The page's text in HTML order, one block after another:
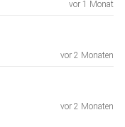
vor 1 Monat
vor 2 Monaten
vor 2 Monaten